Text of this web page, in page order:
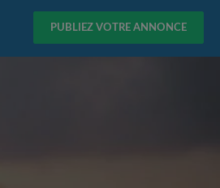
PUBLIEZ VOTRE ANNONCE